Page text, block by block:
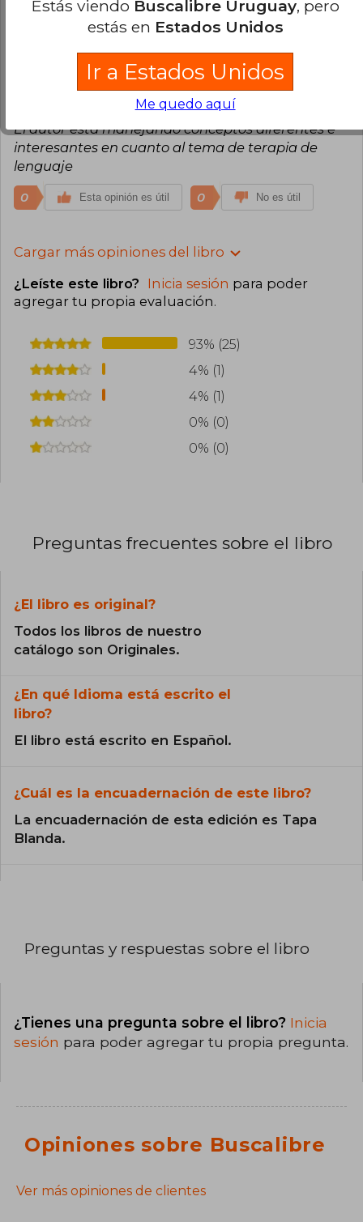
Esta opinión es útil 0 No es útil
Liliana Mondragón
Domingo 02 de
Junio, 2024
Compra Verificada
El autor está manejando conceptos diferentes e
interesantes en cuanto al tema de terapia de
lenguaje
0 Esta opinión es útil 0 No es útil
Cargar más opiniones del libro
¿Leíste este libro? Inicia sesión para poder
agregar tu propia evaluación.
93% (25)
4% (1)
4% (1)
0% (0)
0% (0)
Preguntas frecuentes sobre el libro
¿El libro es original?
Todos los libros de nuestro
catálogo son Originales.
¿En qué Idioma está escrito el
libro?
El libro está escrito en Español.
¿Cuál es la encuadernación de este libro?
La encuadernación de esta edición es Tapa
Blanda.
Preguntas y respuestas sobre el libro
¿Tienes una pregunta sobre el libro? Inicia
sesión para poder agregar tu propia pregunta.
Opiniones sobre Buscalibre
Ver más opiniones de clientes
Estás viendo Buscalibre Uruguay, pero
estás en Estados Unidos
Ir a Estados Unidos
Me quedo aquí